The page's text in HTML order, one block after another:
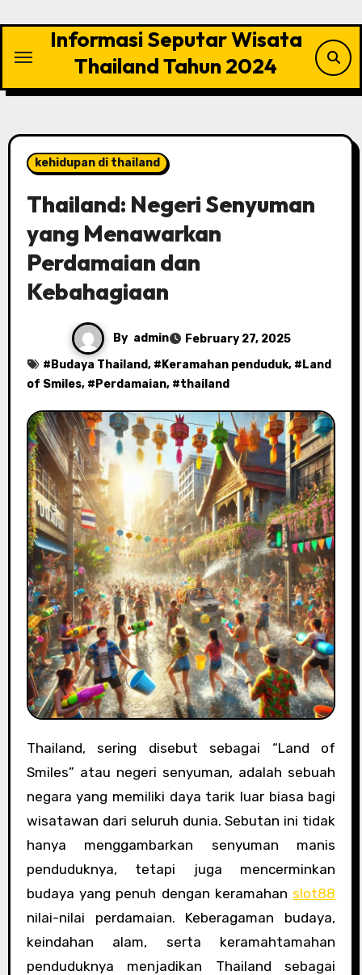
content
Informasi Seputar Wisata
Thailand Tahun 2024
kehidupan di thailand
Thailand: Negeri Senyuman
yang Menawarkan
Perdamaian dan
Kebahagiaan
By admin
February 27, 2025
# Budaya Thailand, # Keramahan penduduk, # Land
of Smiles, # Perdamaian, #thailand
Thailand, sering disebut sebagai “Land of
Smiles” atau negeri senyuman, adalah sebuah
negara yang memiliki daya tarik luar biasa bagi
wisatawan dari seluruh dunia. Sebutan ini tidak
hanya menggambarkan senyuman manis
penduduknya, tetapi juga mencerminkan
budaya yang penuh dengan keramahan slot88
nilai-nilai perdamaian. Keberagaman budaya,
keindahan alam, serta keramahtamahan
penduduknya menjadikan Thailand sebagai